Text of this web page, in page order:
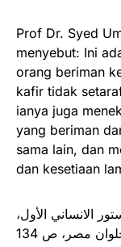
Prof Dr. Syed
menyebut: Ini
orang beriman
kafir tidak
ianya juga
yang beriman
sama lain, dan
dan kesetiaan
الانساني الأول،
مصر، ص 134